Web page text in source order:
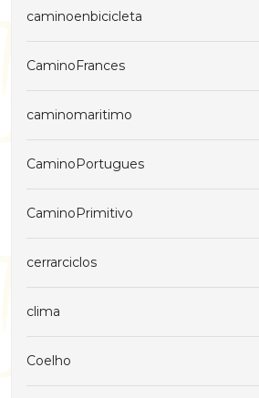
caminoenbicicleta
CaminoFrances
caminomaritimo
CaminoPortugues
CaminoPrimitivo
cerrarciclos
clima
Coelho